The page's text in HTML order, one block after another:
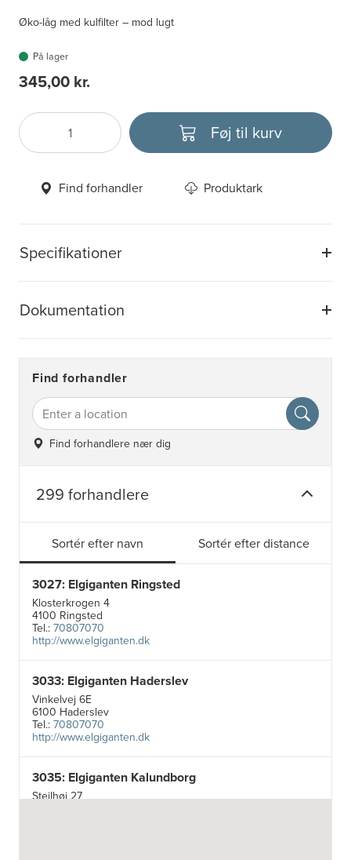
Specifikationer
Dokumentation
Øko-låg med kulfilter – mod lugt
På lager
345,00 kr.
Antal
Vælg enhed Føj til kurv
Find forhandler Produktark
Find forhandler
Find forhandlere nær dig
299 forhandlere
Sortér efter navn Sortér efter distance
3027: Elgiganten Ringsted
Klosterkrogen 4
4100 Ringsted
Tel.:70807070
http://www.elgiganten.dk
3033: Elgiganten Haderslev
Vinkelvej 6E
6100 Haderslev
Tel.:70807070
http://www.elgiganten.dk
3035: Elgiganten Kalundborg
Stejlhøj 27